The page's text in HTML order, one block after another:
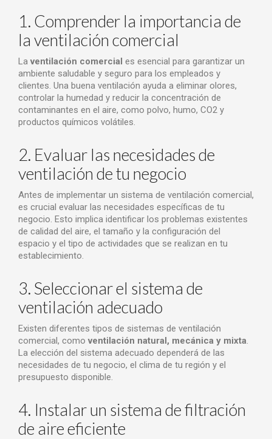
1. Comprender la importancia de
la ventilación comercial
La ventilación comercial es esencial para garantizar un
ambiente saludable y seguro para los empleados y
clientes. Una buena ventilación ayuda a eliminar olores,
controlar la humedad y reducir la concentración de
contaminantes en el aire, como polvo, humo, CO2 y
productos químicos volátiles.
2. Evaluar las necesidades de
ventilación de tu negocio
Antes de implementar un sistema de ventilación comercial,
es crucial evaluar las necesidades específicas de tu
negocio. Esto implica identificar los problemas existentes
de calidad del aire, el tamaño y la configuración del
espacio y el tipo de actividades que se realizan en tu
establecimiento.
3. Seleccionar el sistema de
ventilación adecuado
Existen diferentes tipos de sistemas de ventilación
comercial, como ventilación natural, mecánica y mixta.
La elección del sistema adecuado dependerá de las
necesidades de tu negocio, el clima de tu región y el
presupuesto disponible.
4. Instalar un sistema de filtración
de aire eficiente